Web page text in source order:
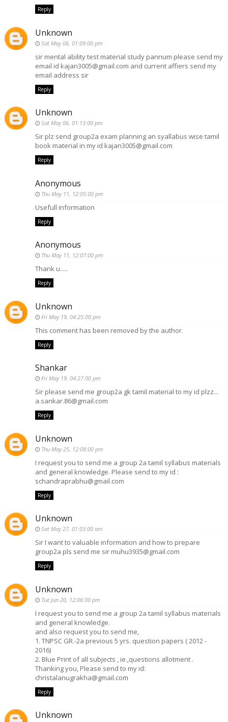
Reply
Unknown
Sat May 06, 01:09:00 pm
sir mental ability test material study pannum please send my
email id kajan3005@gmail.com and current affiers send my
email address sir
Reply
Unknown
Sat May 06, 01:13:00 pm
Sir plz send group2a exam planning an syallabus wise tamil
book material in my id kajan3005@gmail.com
Reply
Anonymous
Thu May 11, 12:05:00 pm
Usefull information
Reply
Anonymous
Thu May 11, 12:07:00 pm
Thank u.....
Reply
Unknown
Fri May 19, 04:25:00 pm
This comment has been removed by the author.
Reply
Shankar
Fri May 19, 04:27:00 pm
Sir please send me group2a gk tamil material to my id plzz...
a.sankar.86@gmail.com
Reply
Unknown
Thu May 25, 12:08:00 pm
I request you to send me a group 2a tamil syllabus materials
and general knowledge. Please send to my id :
schandraprabhu@gmail.com
Reply
Unknown
Sat May 27, 01:03:00 am
Sir I want to valuable information and how to prepare
group2a pls send me sir muhu3935@gmail.com
Reply
Unknown
Tue Jun 20, 12:06:00 pm
I request you to send me a group 2a tamil syllabus materials
and general knowledge.
and also request you to send me,
1. TNPSC GR.-2a previous 5 yrs. question papers ( 2012 -
2016)
2. Blue Print of all subjects , ie.,questions allotment .
Thanking you, Please send to my id:
christalanugrakha@gmail.com
Reply
Unknown